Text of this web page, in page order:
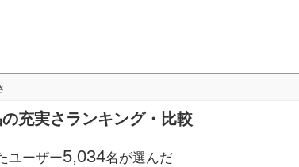
充実さランキング・比較
ユーザー5,034名が選んだ